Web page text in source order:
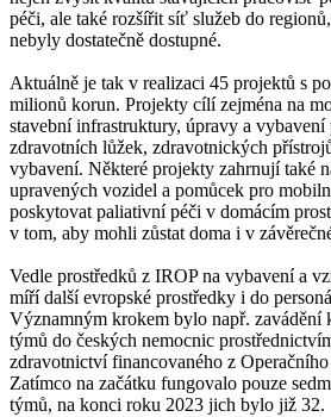
péči, ale také rozšířit síť služeb do
nebyly dostatečně dostupné.
Aktuálně je tak v realizaci 45 projektů s
milionů korun. Projekty cílí zejména na
stavební infrastruktury, úpravy a vybavení
zdravotních lůžek, zdravotnických
vybavení. Některé projekty zahrnují také
upravených vozidel a pomůcek pro
poskytovat paliativní péči v domácím
v tom, aby mohli zůstat doma i v
Vedle prostředků z IROP na vybavení a
míří další evropské prostředky i do
Významným krokem bylo např. zavádění
týmů do českých nemocnic
zdravotnictví financovaného z
Zatímco na začátku fungovalo pouze
týmů, na konci roku 2023 jich bylo již 32.